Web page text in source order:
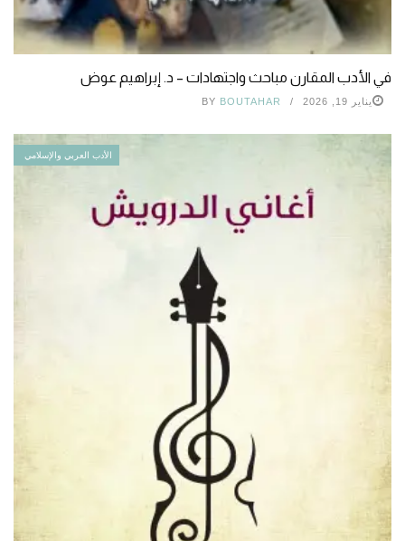
في الأدب المقارن مباحث واجتهادات – د. إبراهيم عوض
يناير 19, 2026 BY BOUTAHAR
الأدب العربي والإسلامي